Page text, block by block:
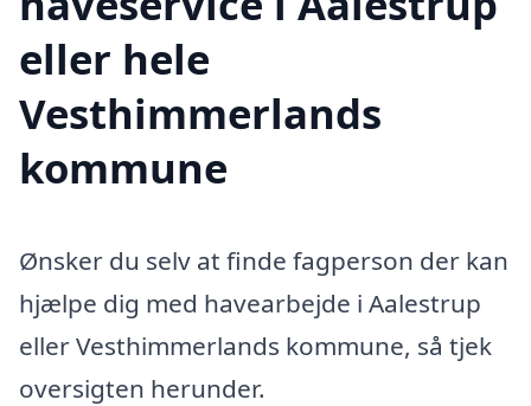
eller hele
Vesthimmerlands
kommune
Ønsker du selv at finde fagperson der kan
hjælpe dig med havearbejde i Aalestrup
eller Vesthimmerlands kommune, så tjek
oversigten herunder.